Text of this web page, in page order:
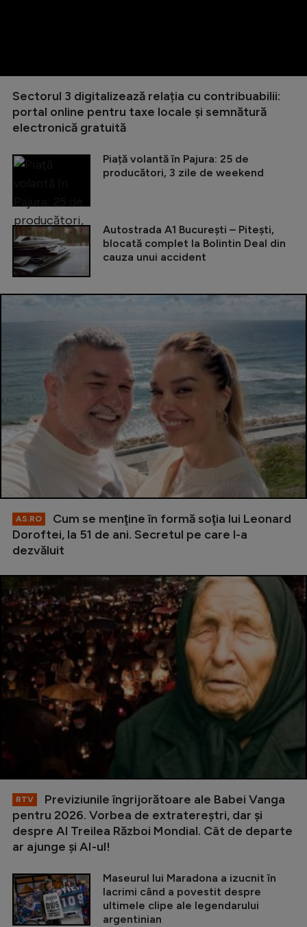
Sectorul 3 digitalizează relația cu contribuabilii:
portal online pentru taxe locale și semnătură
electronică gratuită
Piață volantă în Pajura: 25 de
producători, 3 zile de weekend
Autostrada A1 București – Pitești,
blocată complet la Bolintin Deal din
cauza unui accident
AS.RO
Cum se menţine în formă soţia lui Leonard
Doroftei, la 51 de ani. Secretul pe care l-a
dezvăluit
RTV
Previziunile îngrijorătoare ale Babei Vanga
pentru 2026. Vorbea de extratereștri, dar și
despre Al Treilea Război Mondial. Cât de departe
ar ajunge și AI-ul!
Maseurul lui Maradona a izucnit în
lacrimi când a povestit despre
ultimele clipe ale legendarului
argentinian